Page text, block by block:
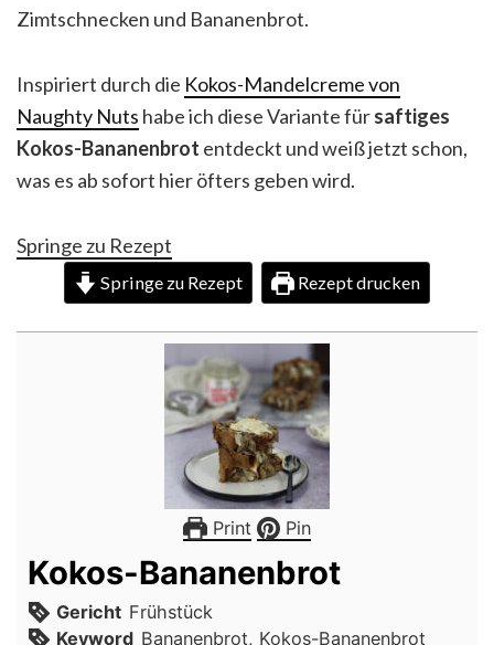
Zimtschnecken und Bananenbrot.
Inspiriert durch die Kokos-Mandelcreme von
Naughty Nuts habe ich diese Variante fürsaftiges
Kokos-Bananenbrot entdeckt und weiß jetzt schon,
was es ab sofort hier öfters geben wird.
Springe zu Rezept
Springe zu Rezept Rezept drucken
Print Pin
Kokos-Bananenbrot
Gericht Frühstück
Keyword Bananenbrot, Kokos-Bananenbrot